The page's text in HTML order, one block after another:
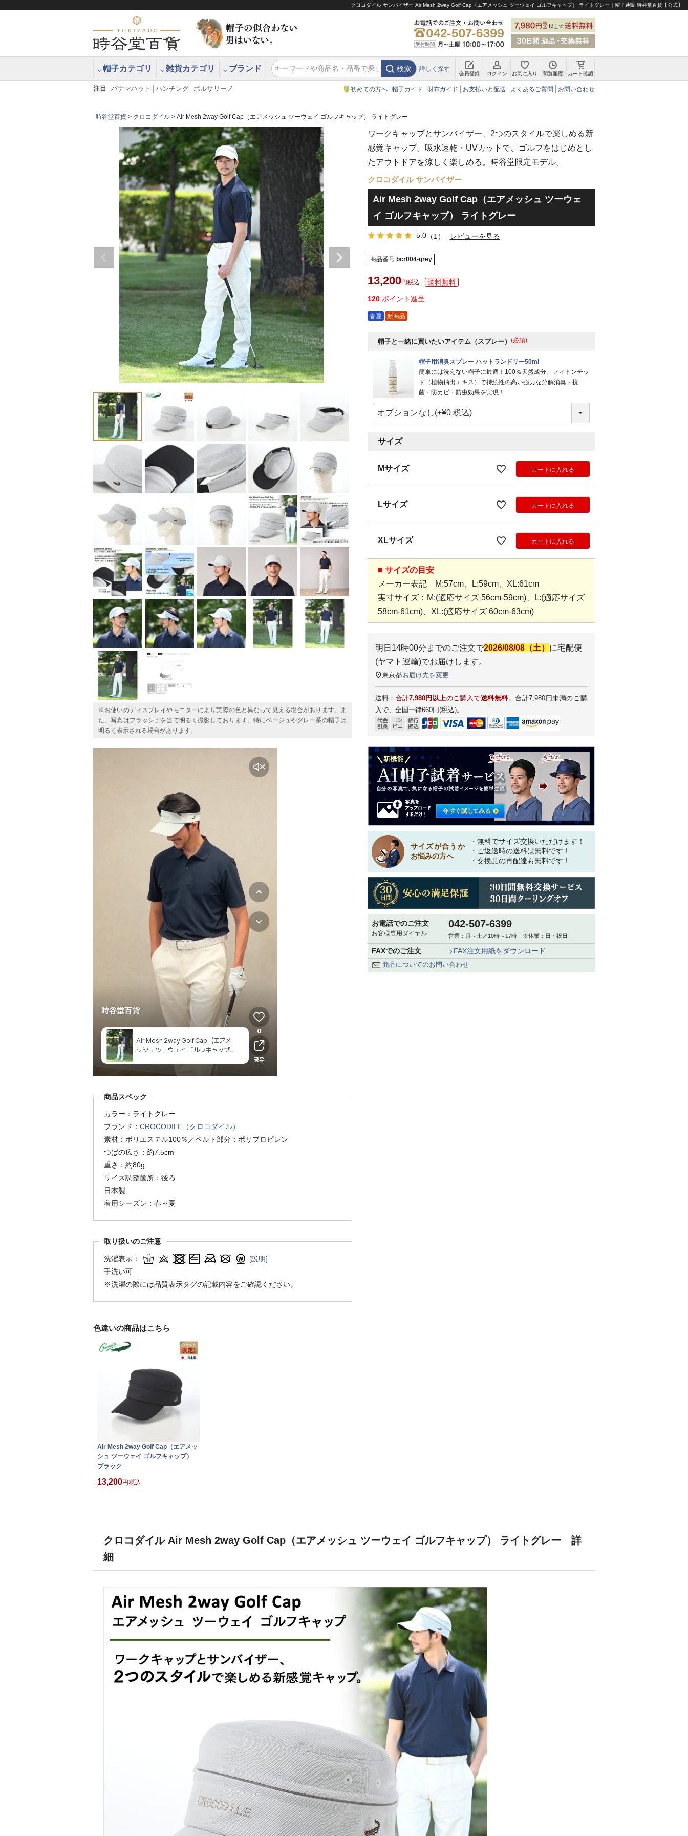
クロコダイル サンバイザー Air Mesh 2way Golf Cap（エアメッシュ ツーウェイ ゴルフキャップ） ライトグレー｜帽子通販 時谷堂百貨【公式】
帽子カテゴリ 雑貨カテゴリ ブランド 検索 詳しく探す
会員登録 ログイン お気に入り 閲覧履歴 カート確認
注目 パナマハット ハンチング ボルサリーノ 初めての方へ 帽子ガイド 財布ガイド お支払いと配送 よくあるご質問 お問い合わせ
時谷堂百貨 クロコダイル Air Mesh 2way Golf Cap（エアメッシュ ツーウェイ ゴルフキャップ） ライトグレー
※お使いのディスプレイやモニターにより実際の色と異なって見える場合があります。ま
た、写真はフラッシュを当て明るく撮影しております。特にベージュやグレー系の帽子は
明るく表示される場合があります。
商品スペック
カラー：ライトグレー
ブランド： CROCODILE（クロコダイル）
素材：ポリエステル100％／ベルト部分：ポリプロピレン
つばの広さ：約7.5cm
重さ：約80g
サイズ調整箇所：後ろ
日本製
着用シーズン：春～夏
取り扱いのご注意
洗濯表示：
[説明]
手洗い可
※洗濯の際には品質表示タグの記載内容をご確認ください。
色違いの商品はこちら
Air Mesh 2way Golf Cap（エアメッ
シュ ツーウェイ ゴルフキャップ）
ブラック
13,200 税込
ワークキャップとサンバイザー、2つのスタイルで楽しめる新
感覚キャップ。吸水速乾・UVカットで、ゴルフをはじめとし
たアウトドアを涼しく楽しめる。時谷堂限定モデル。
クロコダイル サンバイザー
Air Mesh 2way Golf Cap（エアメッシュ ツーウェ
イ ゴルフキャップ） ライトグレー
5.0（1） レビューを見る
商品番号 bcr004-grey
13,200 税込
120 ポイント進呈
春夏 新商品
帽子と一緒に買いたいアイテム（スプレー） (必須)
帽子用消臭スプレー ハットランドリー50ml
簡単には洗えない帽子に最適！100％天然成分。フィトンチッ
ド（植物抽出エキス）で持続性の高い強力な分解消臭・抗
菌・防カビ・防虫効果を実現！
サイズ
Mサイズ カートに入れる
Lサイズ カートに入れる
XLサイズ カートに入れる
■ サイズの目安
メーカー表記 M:57cm、L:59cm、XL:61cm
実寸サイズ：M:(適応サイズ 56cm-59cm)、L:(適応サイズ
58cm-61cm)、XL:(適応サイズ 60cm-63cm)
明日 14時00分 までのご注文で2026/08/08（土） に宅配便
(ヤマト運輸)でお届けします。
東京都お届け先を変更
送料： 合計7,980円以上のご購入で送料無料。合計7,980円未満のご購
入で、全国一律660円(税込)。
サイズが合うか
お悩みの方へ
・無料でサイズ交換いただけます！
・ご返送時の送料は無料です！
・交換品の再配達も無料です！
お電話でのご注文
お客様専用ダイヤル
042-507-6399
営業：月～土／10時～17時 ※休業：日・祝日
FAXでのご注文 FAX注文用紙をダウンロード
商品についてのお問い合わせ
クロコダイル Air Mesh 2way Golf Cap（エアメッシュ ツーウェイ ゴルフキャップ） ライトグレー 詳
細